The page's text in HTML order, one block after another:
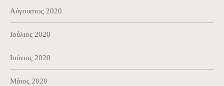
Αύγουστος 2020
Ιούλιος 2020
Ιούνιος 2020
Μάιος 2020